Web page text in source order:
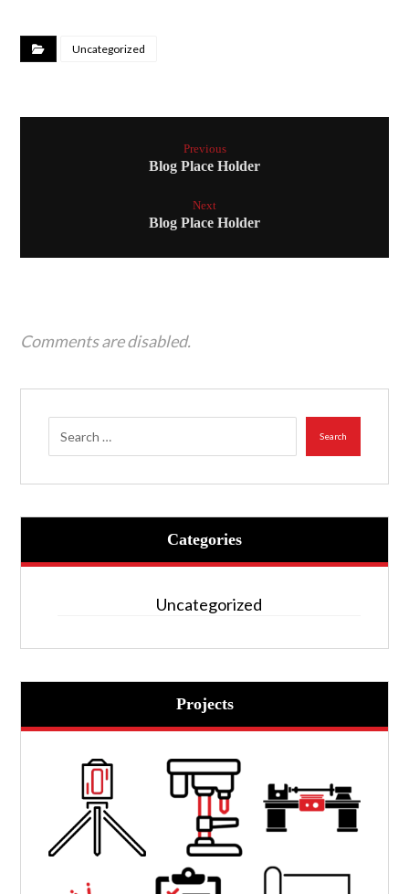
Uncategorized
Previous
Blog Place Holder
Next
Blog Place Holder
Comments are disabled.
Search
Categories
Uncategorized
Projects